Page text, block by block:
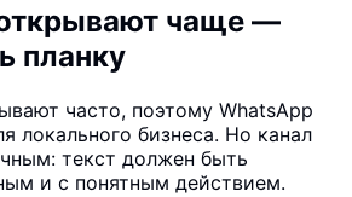
чаще —
планку
часто, поэтому WhatsApp
локального бизнеса. Но канал
текст должен быть
и с понятным действием.